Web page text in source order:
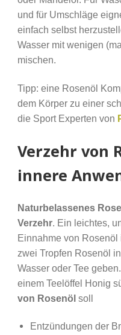
und für Umschläge
einfach selbst
Wasser mit wenigen
mischen.
Tipp: eine Rosenöl
dem Körper zu einer
die Sport Experten von
Verzehr von
innere
Naturbelassenes
Verzehr. Ein leichtes,
Einnahme von
zwei Tropfen Rosenöl
Wasser oder Tee
einem Teelöffel Honig
von Rosenölsoll
Entzündungen der